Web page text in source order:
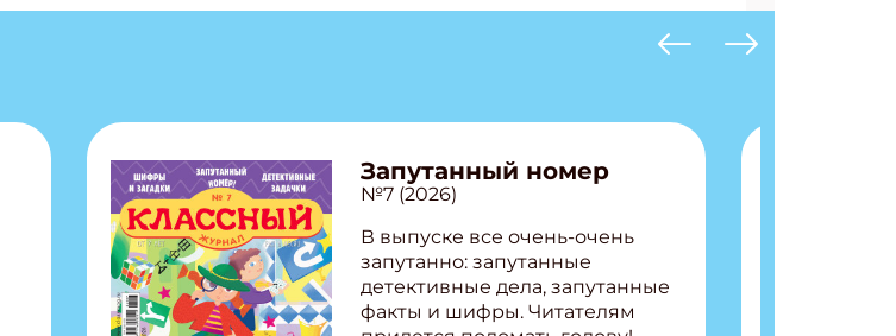
Запутанный номер
№7 (2026)
В выпуске все очень-очень
запутанно: запутанные
детективные дела, запутанные
факты и шифры. Читателям